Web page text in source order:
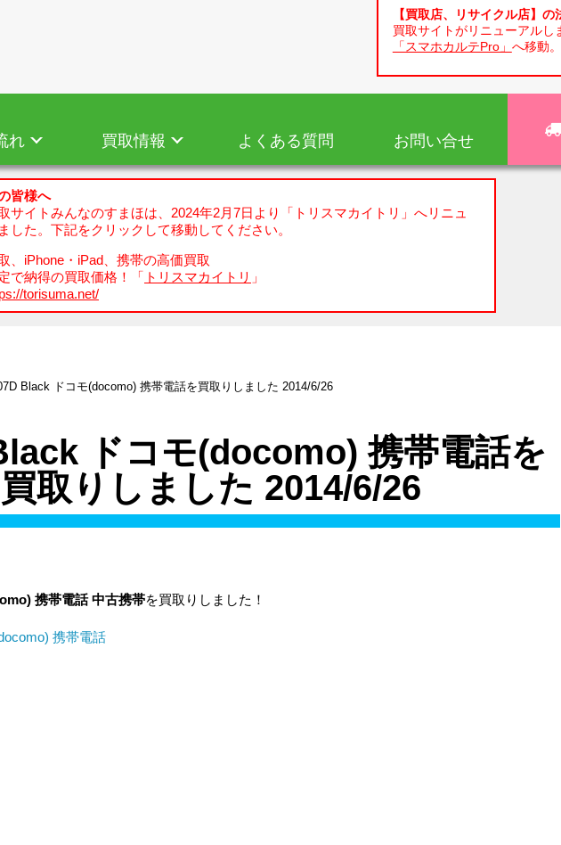
【買取店、リサイクル店】の
買取サイトがリニューアルし
「スマホカルテPro」 へ移動。
れ 買取情報 よくある質問 お問い合せ
皆様へ
サイトみんなのすまほは、2024年2月7日より「トリスマカイトリ」へリニュ
した。下記をクリックして移動してください。
、iPhone・iPad、携帯の高価買取
で納得の買取価格！「 トリスマカイトリ 」
torisuma.net/
Black ドコモ(docomo) 携帯電話を買取りしました 2014/6/26
ドコモ(docomo) 携帯電話を
買取りしました 2014/6/26
携帯電話中古携帯を買取りしました！